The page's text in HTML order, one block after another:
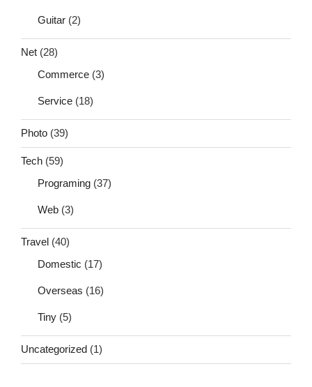
Guitar (2)
Net (28)
Commerce (3)
Service (18)
Photo (39)
Tech (59)
Programing (37)
Web (3)
Travel (40)
Domestic (17)
Overseas (16)
Tiny (5)
Uncategorized (1)